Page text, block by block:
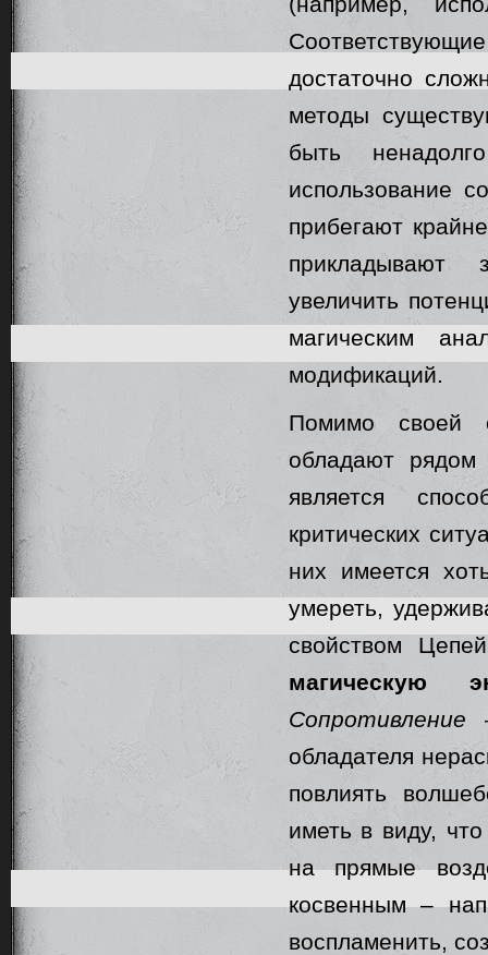
достаточно
методы
быть
использование
прибегают
прикладывают
увеличить
магическим
модификаций.
Помимо своей
обладают
является
критических
них имеется
умереть,
свойством
магическую
Сопротивление
обладателя
повлиять
иметь в виду,
на прямые
косвенным –
воспламенить,